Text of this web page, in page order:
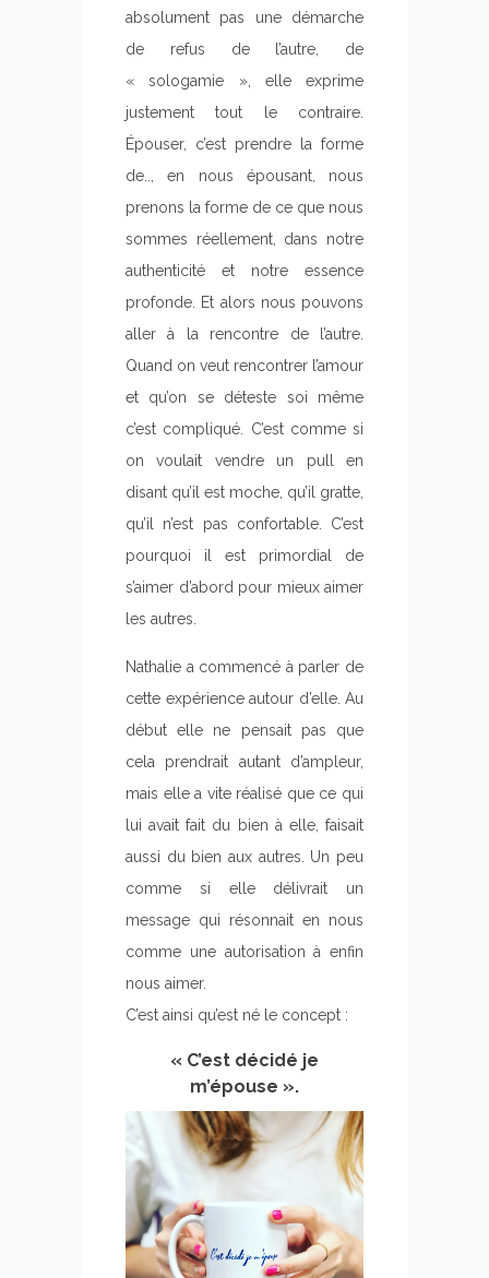
absolument pas une démarche
de refus de l’autre, de
« sologamie », elle exprime
justement tout le contraire.
Épouser, c’est prendre la forme
de.., en nous épousant, nous
prenons la forme de ce que nous
sommes réellement, dans notre
authenticité et notre essence
profonde. Et alors nous pouvons
aller à la rencontre de l’autre.
Quand on veut rencontrer l’amour
et qu’on se déteste soi même
c’est compliqué. C’est comme si
on voulait vendre un pull en
disant qu’il est moche, qu’il gratte,
qu’il n’est pas confortable. C’est
pourquoi il est primordial de
s’aimer d’abord pour mieux aimer
les autres.
Nathalie a commencé à parler de
cette expérience autour d’elle. Au
début elle ne pensait pas que
cela prendrait autant d’ampleur,
mais elle a vite réalisé que ce qui
lui avait fait du bien à elle, faisait
aussi du bien aux autres. Un peu
comme si elle délivrait un
message qui résonnait en nous
comme une autorisation à enfin
nous aimer.
C’est ainsi qu’est né le concept :
« C’est décidé je
m’épouse ».